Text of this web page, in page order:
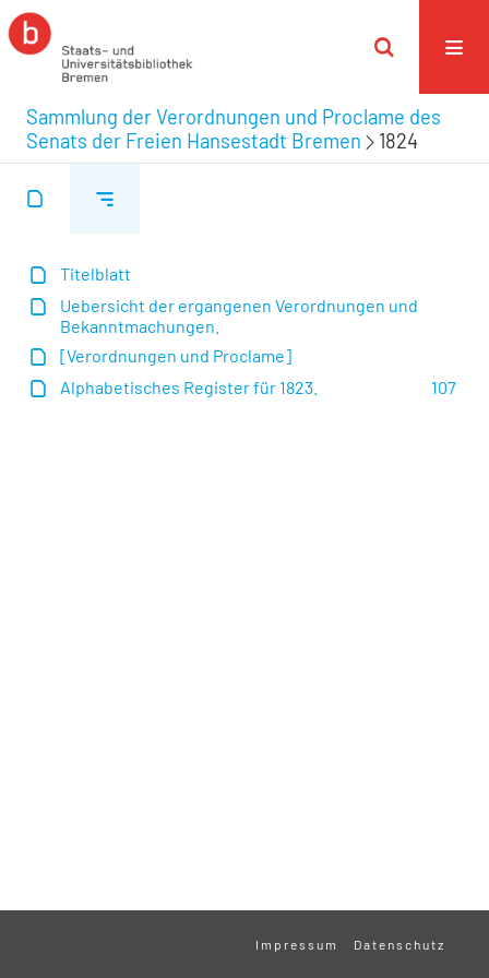
Sammlung der Verordnungen und Proclame des
Senats der Freien Hansestadt Bremen
1824
Titelblatt
Uebersicht der ergangenen Verordnungen und
Bekanntmachungen.
[Verordnungen und Proclame]
107
Alphabetisches Register für 1823.
Impressum Datenschutz